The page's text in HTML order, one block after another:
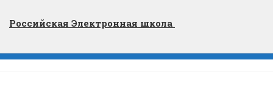
Российская Электронная школа